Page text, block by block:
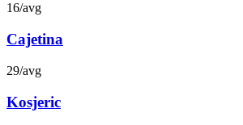
16/avg
Cajetina
29/avg
Kosjeric